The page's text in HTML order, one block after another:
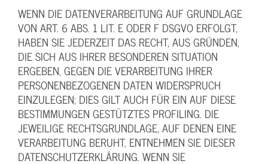
WENN DIE DATENVERARBEITUNG AUF GRUNDLAGE
VON ART. 6 ABS. 1 LIT. E ODER F DSGVO ERFOLGT,
HABEN SIE JEDERZEIT DAS RECHT, AUS GRÜNDEN,
DIE SICH AUS IHRER BESONDEREN SITUATION
ERGEBEN, GEGEN DIE VERARBEITUNG IHRER
PERSONENBEZOGENEN DATEN WIDERSPRUCH
EINZULEGEN; DIES GILT AUCH FÜR EIN AUF DIESE
BESTIMMUNGEN GESTÜTZTES PROFILING. DIE
JEWEILIGE RECHTSGRUNDLAGE, AUF DENEN EINE
VERARBEITUNG BERUHT, ENTNEHMEN SIE DIESER
DATENSCHUTZERKLÄRUNG. WENN SIE